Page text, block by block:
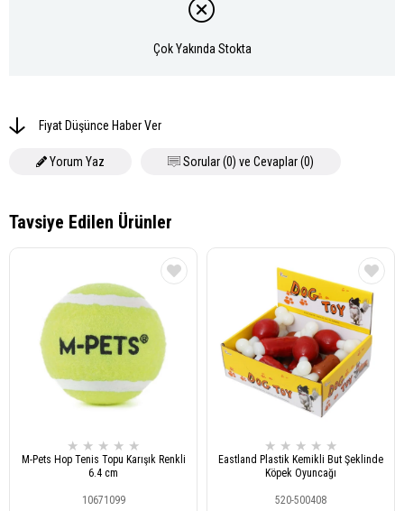
Çok Yakında Stokta
Fiyat Düşünce Haber Ver
Yorum Yaz Sorular (0) ve Cevaplar (0)
★ ★ ★ ★ ★
M-Pets Hop Tenis Topu Karışık Renkli
6.4 cm
10671099
★ ★ ★ ★ ★
Eastland Plastik Kemikli But Şeklinde
Köpek Oyuncağı
520-500408